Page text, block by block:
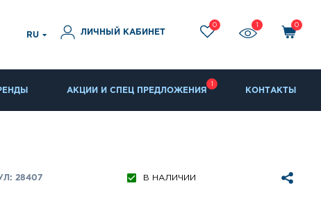
RU ЛИЧНЫЙ КАБИНЕТ
0 0
АКЦИИ И СПЕЦ ПРЕДЛОЖЕНИЯ КОНТАКТЫ
28407 В НАЛИЧИИ